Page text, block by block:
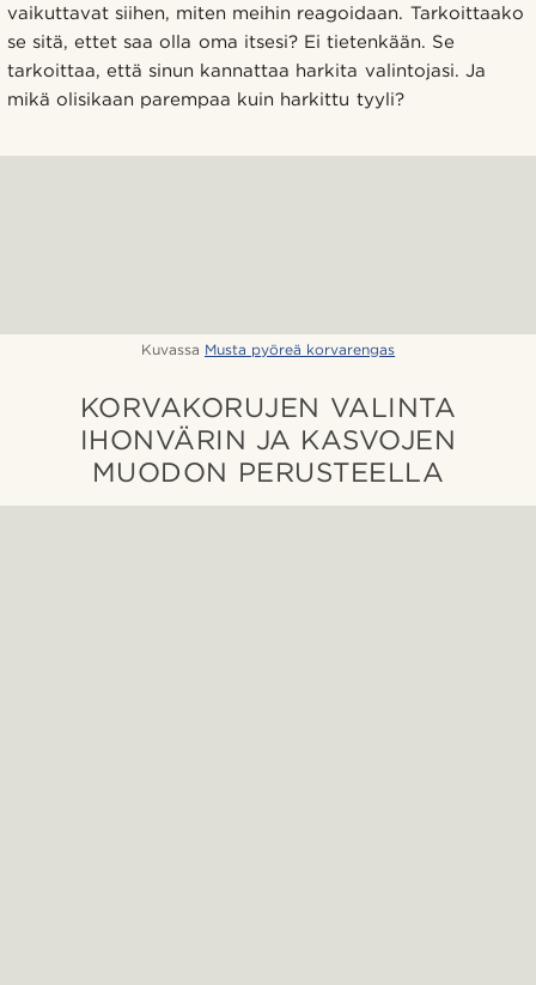
vaikuttavat siihen, miten meihin reagoidaan. Tarkoittaako
se sitä, ettet saa olla oma itsesi? Ei tietenkään. Se
tarkoittaa, että sinun kannattaa harkita valintojasi. Ja
mikä olisikaan parempaa kuin harkittu tyyli?
Kuvassa Musta pyöreä korvarengas
KORVAKORUJEN VALINTA
IHONVÄRIN JA KASVOJEN
MUODON PERUSTEELLA